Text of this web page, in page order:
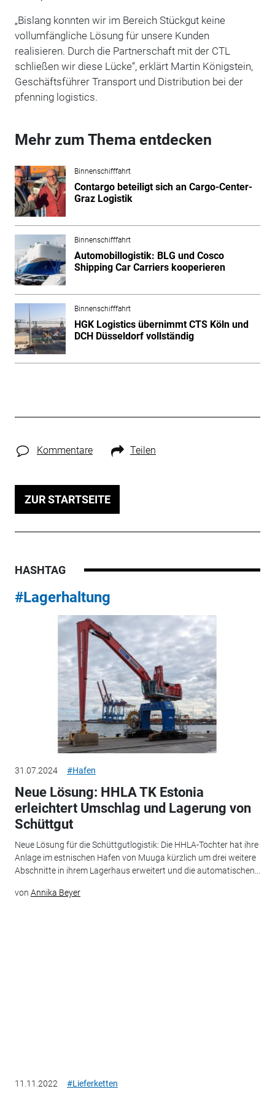
„Bislang konnten wir im Bereich Stückgut keine
vollumfängliche Lösung für unsere Kunden
realisieren. Durch die Partnerschaft mit der CTL
schließen wir diese Lücke“, erklärt Martin Königstein,
Geschäftsführer Transport und Distribution bei der
pfenning logistics.
Mehr zum Thema entdecken
Binnenschifffahrt
Contargo beteiligt sich an Cargo-Center-
Graz Logistik
Binnenschifffahrt
Automobillogistik: BLG und Cosco
Shipping Car Carriers kooperieren
Binnenschifffahrt
HGK Logistics übernimmt CTS Köln und
DCH Düsseldorf vollständig
Kommentare Teilen
ZUR STARTSEITE
HASHTAG
#Lagerhaltung
31.07.2024 #Hafen
Neue Lösung: HHLA TK Estonia
erleichtert Umschlag und Lagerung von
Schüttgut
Neue Lösung für die Schüttgutlogistik: Die HHLA-Tochter hat ihre
Anlage im estnischen Hafen von Muuga kürzlich um drei weitere
Abschnitte in ihrem Lagerhaus erweitert und die automatischen...
von Annika Beyer
11.11.2022 #Lieferketten